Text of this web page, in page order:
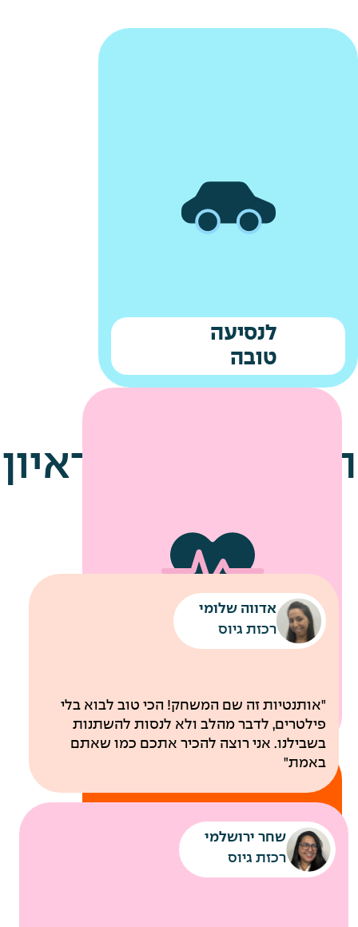
לנסיעה
טובה
שירותי מוניות לחניונים
רכבת קלה עד למשרדי החברה
לבריאות
הטיפים שלנו לראיון
אדווה שלומי
רכזת גיוס
"אותנטיות זה שם המשחק! הכי טוב לבוא בלי
פילטרים, לדבר מהלב ולא לנסות להשתנות
בשבילנו. אני רוצה להכיר אתכם כמו שאתם
באמת"
שחר ירושלמי
רכזת גיוס